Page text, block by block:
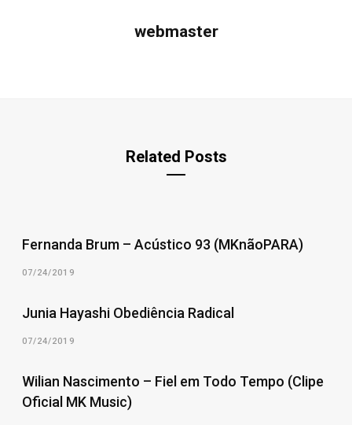
webmaster
Related Posts
Fernanda Brum – Acústico 93 (MKnãoPARA)
07/24/2019
Junia Hayashi Obediência Radical
07/24/2019
Wilian Nascimento – Fiel em Todo Tempo (Clipe
Oficial MK Music)